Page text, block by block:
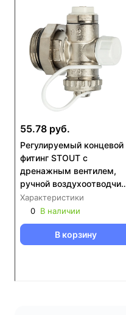
55.78 руб.
Регулируемый концевой
фитинг STOUT с
дренажным вентилем,
ручной воздухоотводчик
1" (SMS-1000-020001)
489MR
Характеристики
0 В наличии
В корзину